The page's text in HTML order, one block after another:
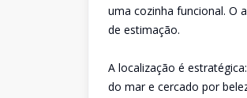
uma cozinha funcional. O
de estimação.
A localização é
do mar e cercado por